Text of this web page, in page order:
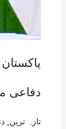
دفاعی
تازہ ترین